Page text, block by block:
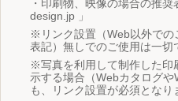
・印刷物、映像の場合の推
design.jp 」
※リンク設置（Web以外での
表記）無しでのご使用は一切
※写真を利用して制作した印
示する場合（Webカタログや
も、リンク設置が必須となり